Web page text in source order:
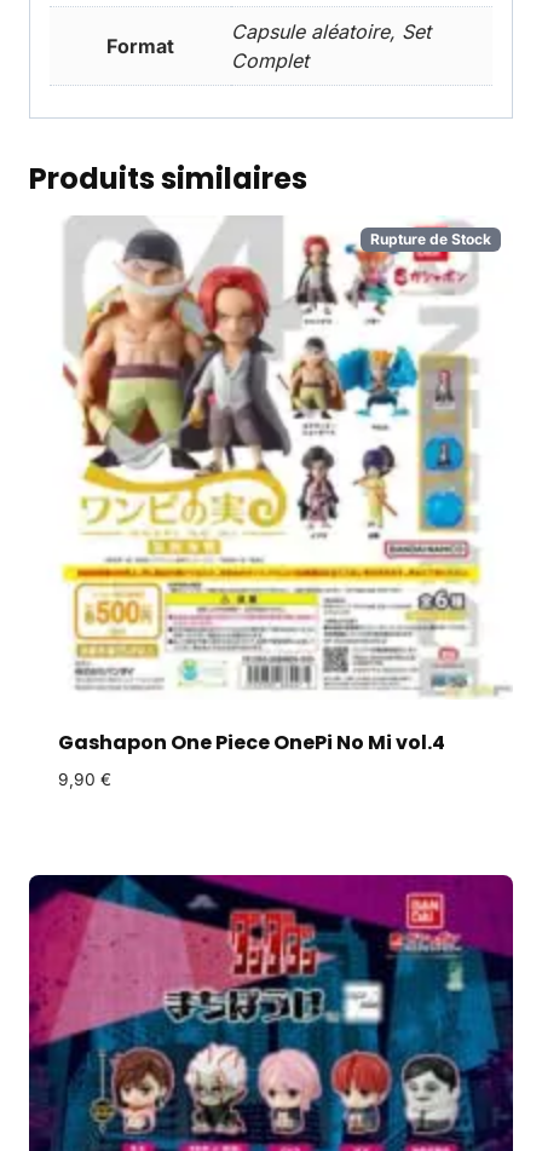
Format
Capsule aléatoire, Set
Complet
Produits similaires
Rupture de Stock
Gashapon One Piece OnePi No Mi vol.4
9,90 €